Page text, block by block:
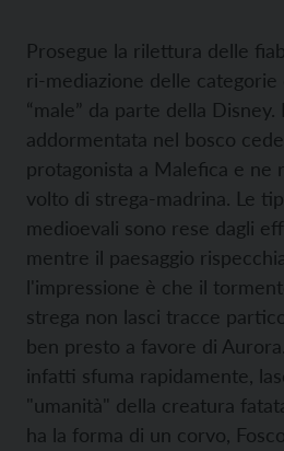
Prosegue la rilettura delle
ri-mediazione delle categorie
“male” da parte della Disney.
addormentata nel bosco
protagonista a Malefica e ne
volto di strega-madrina. Le
medioevali sono rese dagli
mentre il paesaggio
l'impressione è che il
strega non lasci tracce
ben presto a favore di
infatti sfuma rapidamente,
"umanità" della creatura
ha la forma di un corvo,